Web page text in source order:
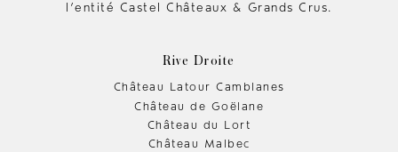
l’entité Castel Châteaux & Grands Crus.
Rive Droite
Château Latour Camblanes
Château de Goëlane
Château du Lort
Château Malbec